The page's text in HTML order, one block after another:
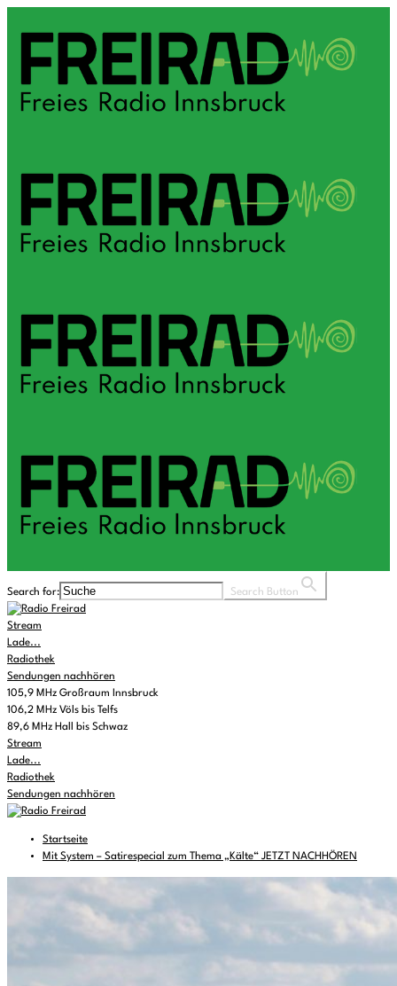
Search for: Search Button
Stream
Lade...
Radiothek
Sendungen nachhören
105,9 MHz Großraum Innsbruck
106,2 MHz Völs bis Telfs
89,6 MHz Hall bis Schwaz
Stream
Lade...
Radiothek
Sendungen nachhören
Startseite
Mit System – Satirespecial zum Thema „Kälte“ JETZT NACHHÖREN